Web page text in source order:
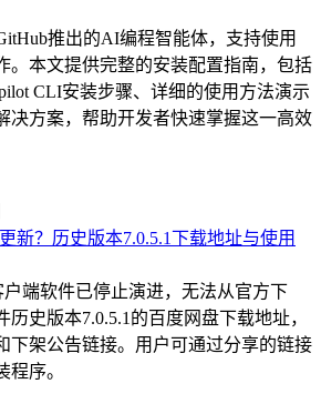
推出的AI编程智能体，支持使用
。本文提供完整的安装配置指南，包括
CLI安装步骤、详细的使用方法演示
决方案，帮助开发者快速掌握这一高效
新？历史版本7.0.5.1下载地址与使用
户端软件已停止演进，无法从官方下
史版本7.0.5.1的百度网盘下载地址，
下架公告链接。用户可通过分享的链接
程序。